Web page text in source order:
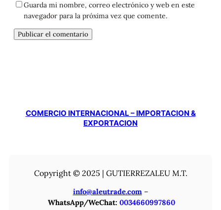
Guarda mi nombre, correo electrónico y web en este
navegador para la próxima vez que comente.
COMERCIO INTERNACIONAL – IMPORTACION &
EXPORTACION
Copyright © 2025 | GUTIERREZALEU M.T.
info@aleutrade.com–
WhatsApp/WeChat: 0034660997860